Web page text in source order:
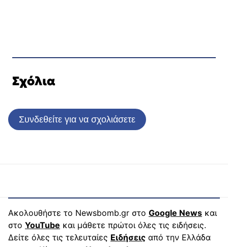
Σχόλια
Συνδεθείτε για να σχολιάσετε
Ακολουθήστε το Newsbomb.gr στο Google News και
στο YouTube και μάθετε πρώτοι όλες τις ειδήσεις.
Δείτε όλες τις τελευταίες Ειδήσεις από την Ελλάδα